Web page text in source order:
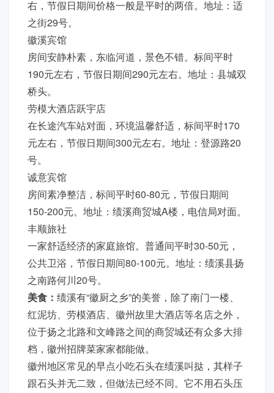
右，节假日期间价格一般是平时的两倍。地址：适
之街29号。
徽溪宾馆
房间安静朴素，东临河道，景色不错。标间平时
190元左右，节假日期间290元左右。地址：县城双
桥头。
劳模大酒店跃宇店
在长途汽车站对面，环境温馨舒适，标间平时170
元左右，节假日期间300元左右。地址：登源路20
号。
诚意宾馆
房间素净整洁，标间平时60-80元，节假日期间
150-200元。地址：绩溪商贸城A楼，电信局对面。
丰顺旅社
一家舒适经济的家庭旅馆。普通间平时30-50元，
公共卫浴，节假日期间80-100元。地址：绩溪县扬
之南路何川20号。
美食： 绩溪有“徽厨之乡”的美誉，除了南门一楼、
红泥坊、劳模酒店、徽州故里大酒店等名店之外，
位于扬之北路和文峰路之间的商贸城还有众多大排
档，徽州招牌菜家家都能做。
徽州地区常见的早点小吃石头在绩溪叫挞，其样子
跟石头并无二致，但做法已经不同。它不用石头压